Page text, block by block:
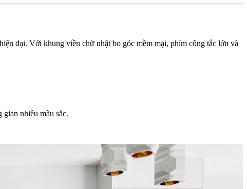
đại. Với khung viền chữ nhật bo góc mềm mại, phím công tắc lớn và
nhiều màu sắc.